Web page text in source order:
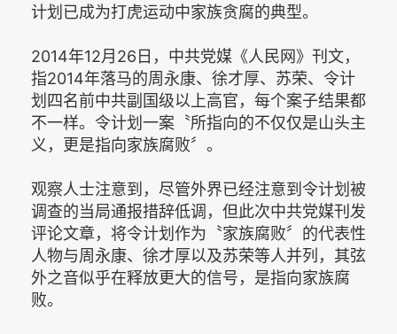
计划已成为打虎运动中家族贪腐的典型。
2014年12月26日，中共党媒《人民网》刊文，
指2014年落马的周永康、徐才厚、苏荣、令计
划四名前中共副国级以上高官，每个案子结果都
不一样。令计划一案〝所指向的不仅仅是山头主
义，更是指向家族腐败〞。
观察人士注意到，尽管外界已经注意到令计划被
调查的当局通报措辞低调，但此次中共党媒刊发
评论文章，将令计划作为〝家族腐败〞的代表性
人物与周永康、徐才厚以及苏荣等人并列，其弦
外之音似乎在释放更大的信号，是指向家族腐
败。